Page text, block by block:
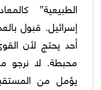
الطبيعية”
إسرائيل. قبول
أحد يحتج لأن
محبطة. لا نرجو
يؤمل من